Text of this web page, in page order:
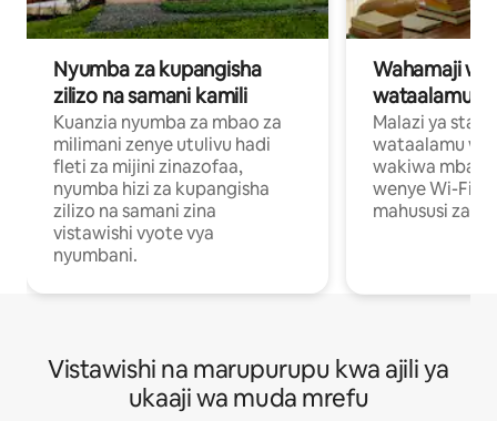
Nyumba za kupangisha
zilizo na samani kamili
Kuanzia nyumba za mbao za
milimani zenye utulivu hadi
fleti za mijini zinazofaa,
nyumba hizi za kupangisha
zilizo na samani zina
vistawishi vyote vya
nyumbani.
Wahamaji
wataalamu
Malazi ya
wataalamu
wakiwa mbali
wenye Wi-Fi
mahususi za
Vistawishi na marupurupu kwa ajili ya
ukaaji wa muda mrefu